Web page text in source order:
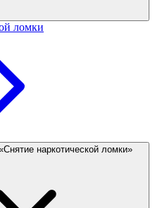
ломки
наркотической ломки»